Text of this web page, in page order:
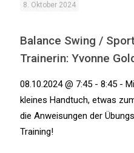
8. Oktober 2024
Balance Swing /
Trainerin: Yvonne
08.10.2024 @ 7:45 - 8:45 -
kleines Handtuch, etwas
die Anweisungen der
Training!